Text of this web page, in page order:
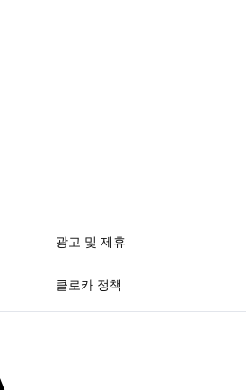
광고 및 제휴
클로카 정책